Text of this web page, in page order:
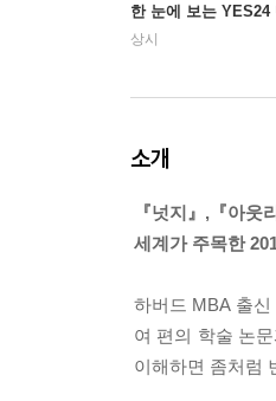
한 눈에 보는 YES24
상시
소개
『넛지』,『아웃
세계가 주목한
하버드 MBA 출
여 편의 학술 논
이해하면 좀처럼